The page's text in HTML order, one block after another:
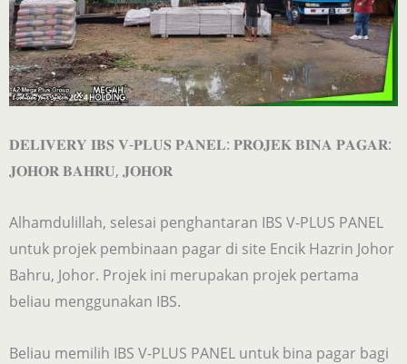
𝐃𝐄𝐋𝐈𝐕𝐄𝐑𝐘 𝐈𝐁𝐒 𝐕-𝐏𝐋𝐔𝐒 𝐏𝐀𝐍𝐄𝐋: 𝐏𝐑𝐎𝐉𝐄𝐊 𝐁𝐈𝐍𝐀 𝐏𝐀𝐆𝐀𝐑:
𝐉𝐎𝐇𝐎𝐑 𝐁𝐀𝐇𝐑𝐔, 𝐉𝐎𝐇𝐎𝐑
Alhamdulillah, selesai penghantaran IBS V-PLUS PANEL
untuk projek pembinaan pagar di site Encik Hazrin Johor
Bahru, Johor. Projek ini merupakan projek pertama
beliau menggunakan IBS.
Beliau memilih IBS V-PLUS PANEL untuk bina pagar bagi